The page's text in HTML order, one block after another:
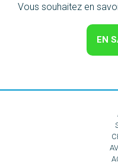
Vous souhaitez en
EN